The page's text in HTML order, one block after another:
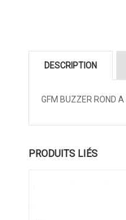
DESCRIPTION
GFM BUZZER ROND
PRODUITS LIÉS